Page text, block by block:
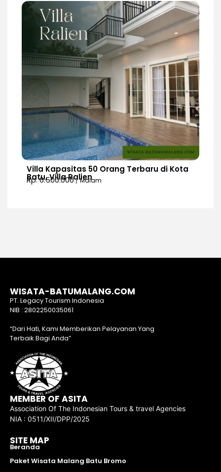
Villa Kapasitas 50 Orang Terbaru di Kota
Batu, Villa Ralien
Rp. 6.500.000/ Malam
WISATA-BATUMALANG.COM
PT. Legacy Tourism Indonesia
NIB : 2802250035061
“Dari Hati, Kami Memberikan Pelayanan Yang
Terbaik Bagi Anda”
MEMBER OF ASITA
Association Of The Indonesian Tours & travel Agencies
NIA : 0511/XII/DPP/2025
SITE MAP
Beranda
Paket Wisata Malang Batu Bromo